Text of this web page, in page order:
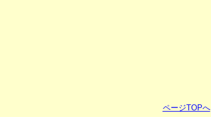
ページTOPへ